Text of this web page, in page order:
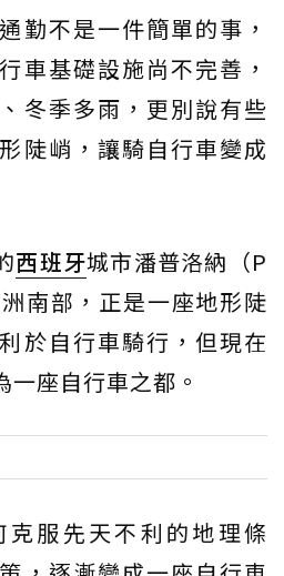
勤不是一件簡單的事，
車基礎設施尚不完善，
冬季多雨，更別說有些
陡峭，讓騎自行車變成
西班牙城市潘普洛納（P
南部，正是一座地形陡
於自行車騎行，但現在
座自行車之都。
服先天不利的地理條